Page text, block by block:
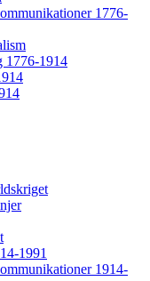
1776-
1776-1914
1991
1914-